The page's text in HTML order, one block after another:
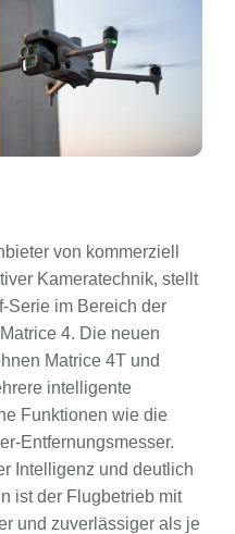
von kommerziell
Kameratechnik, stellt
Serie im Bereich der
4. Die neuen
Matrice 4T und
intelligente
Funktionen wie die
Entfernungsmesser.
Intelligenz und deutlich
ist der Flugbetrieb mit
und zuverlässiger als je